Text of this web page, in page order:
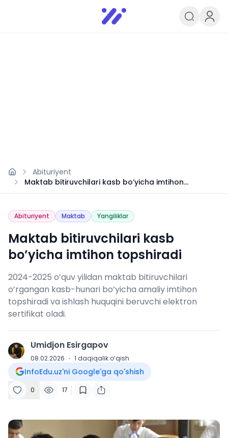
Infoedu
Ta&#039;lim xabarlari va
Abituriyent
Maktab bitiruvchilari kasb bo’yicha imtihon
topshiradi
Abituriyent Maktab Yangiliklar
Maktab bitiruvchilari kasb
bo’yicha imtihon topshiradi
2024-2025 o’quv yilidan maktab bitiruvchilari
o’rgangan kasb-hunari bo’yicha amaliy imtihon
topshiradi va ishlash huquqini beruvchi elektron
sertifikat oladi.
U Umidjon Esirgapov
08.02.2026 · 1 daqiqalik o‘qish
InfoEdu.uz'ni Google'ga qo'shish
0 17